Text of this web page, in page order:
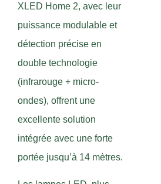
XLED Home 2, avec leur
puissance modulable et
détection précise en
double technologie
(infrarouge + micro-
ondes), offrent une
excellente solution
intégrée avec une forte
portée jusqu’à 14 mètres.